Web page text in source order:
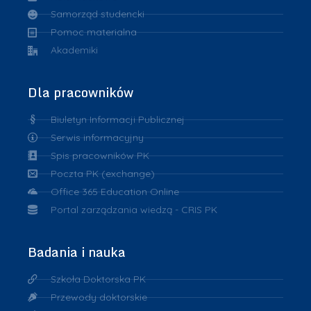
Samorząd studencki
Pomoc materialna
Akademiki
Dla pracowników
Biuletyn Informacji Publicznej
Serwis informacyjny
Spis pracowników PK
Poczta PK (exchange)
Office 365 Education Online
Portal zarządzania wiedzą - CRIS PK
Badania i nauka
Szkoła Doktorska PK
Przewody doktorskie